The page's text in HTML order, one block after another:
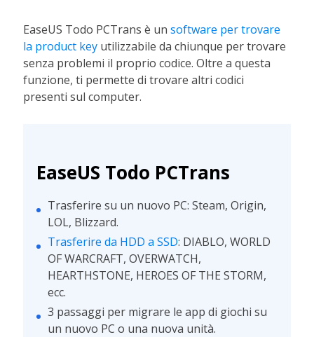
EaseUS Todo PCTrans è unsoftware per trovare
la product key utilizzabile da chiunque per trovare
senza problemi il proprio codice. Oltre a questa
funzione, ti permette di trovare altri codici
presenti sul computer.
EaseUS Todo PCTrans
Trasferire su un nuovo PC: Steam, Origin,
LOL, Blizzard.
Trasferire da HDD a SSD: DIABLO, WORLD
OF WARCRAFT, OVERWATCH,
HEARTHSTONE, HEROES OF THE STORM,
ecc.
3 passaggi per migrare le app di giochi su
un nuovo PC o una nuova unità.